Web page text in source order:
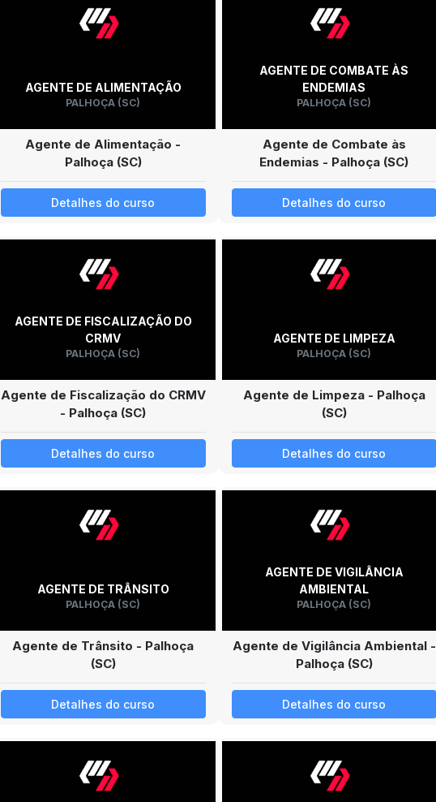
AGENTE DE ALIMENTAÇÃO
PALHOÇA (SC)
Agente de Alimentação -
Palhoça (SC)
Detalhes do curso
AGENTE DE COMBATE ÀS
ENDEMIAS
PALHOÇA (SC)
Agente de Combate às
Endemias - Palhoça (SC)
Detalhes do curso
AGENTE DE FISCALIZAÇÃO DO
CRMV
PALHOÇA (SC)
Agente de Fiscalização do CRMV
- Palhoça (SC)
Detalhes do curso
AGENTE DE LIMPEZA
PALHOÇA (SC)
Agente de Limpeza - Palhoça
(SC)
Detalhes do curso
AGENTE DE TRÂNSITO
PALHOÇA (SC)
Agente de Trânsito - Palhoça
(SC)
Detalhes do curso
AGENTE DE VIGILÂNCIA
AMBIENTAL
PALHOÇA (SC)
Agente de Vigilância Ambiental -
Palhoça (SC)
Detalhes do curso